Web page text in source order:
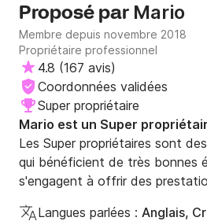
Proposé par Mario
Membre depuis novembre 2018
Propriétaire professionnel
4.8 (167 avis)
Coordonnées validées
Super propriétaire
Mario est un Super
Les Super propriétaires sont
qui bénéficient de très bonnes
s'engagent à offrir des
Langues parlées : Anglais,